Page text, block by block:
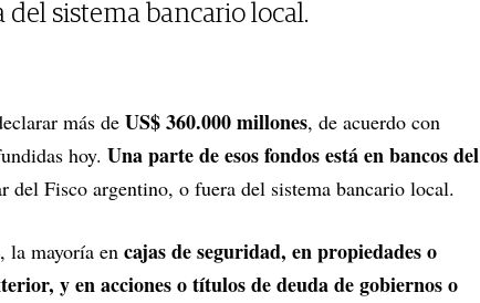
del sistema bancario local.
más de US$ 360.000 millones, de acuerdo con
hoy. Una parte de esos fondos está en bancos del
del Fisco argentino, o fuera del sistema bancario local.
, la mayoría en cajas de seguridad, en propiedades o
y en acciones o títulos de deuda de gobiernos o